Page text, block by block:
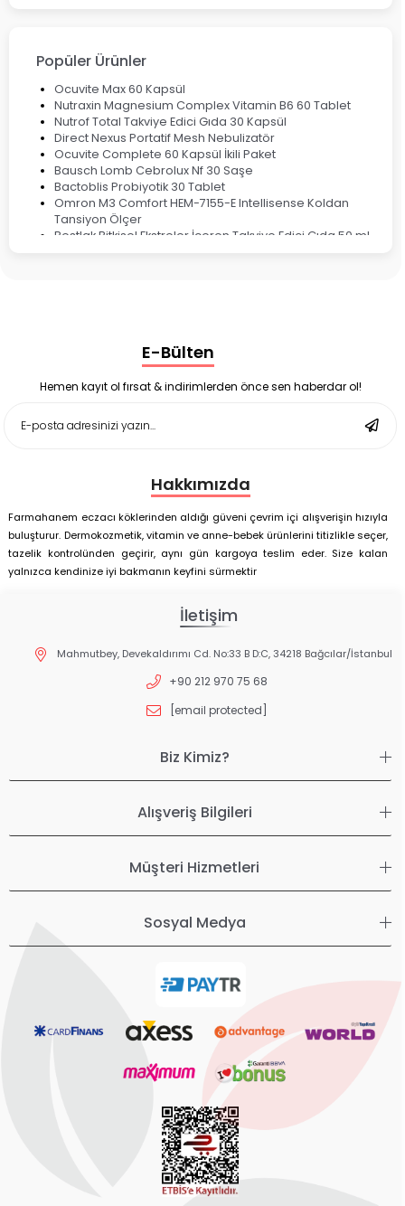
Popüler Ürünler
Ocuvite Max 60 Kapsül
Nutraxin Magnesium Complex Vitamin B6 60 Tablet
Nutrof Total Takviye Edici Gıda 30 Kapsül
Direct Nexus Portatif Mesh Nebulizatör
Ocuvite Complete 60 Kapsül İkili Paket
Bausch Lomb Cebrolux Nf 30 Saşe
Bactoblis Probiyotik 30 Tablet
Omron M3 Comfort HEM-7155-E Intellisense Koldan
Tansiyon Ölçer
Bestlak Bitkisel Ekstreler İçeren Takviye Edici Gıda 50 ml
Enterogermina Family 5 ml 20 Flakon
Deep Flex Stres Azaltıcı ve Enerji Dengeleyici Topraklama
Matı Set 40x60 cm
Deep Flex Stres Azaltıcı ve Enerji Dengeleyici Topraklama
E-Bülten
Hemen kayıt ol fırsat & indirimlerden önce sen haberdar ol!
Hakkımızda
Farmahanem eczacı köklerinden aldığı güveni çevrim içi alışverişin hızıyla
buluşturur. Dermokozmetik, vitamin ve anne-bebek ürünlerini titizlikle seçer,
tazelik kontrolünden geçirir, aynı gün kargoya teslim eder. Size kalan
yalnızca kendinize iyi bakmanın keyfini sürmektir
İletişim
Mahmutbey, Devekaldırımı Cd. No:33 B D:C, 34218 Bağcılar/İstanbul
+90 212 970 75 68
[email protected]
Biz Kimiz?
Alışveriş Bilgileri
Müşteri Hizmetleri
Sosyal Medya